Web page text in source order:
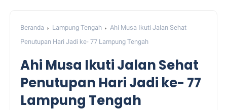
Beranda Lampung Tengah
Ahi Musa Ikuti Jalan Sehat
Penutupan Hari Jadi ke- 77 Lampung Tengah
Ahi Musa Ikuti Jalan Sehat
Penutupan Hari Jadi ke- 77
Lampung Tengah